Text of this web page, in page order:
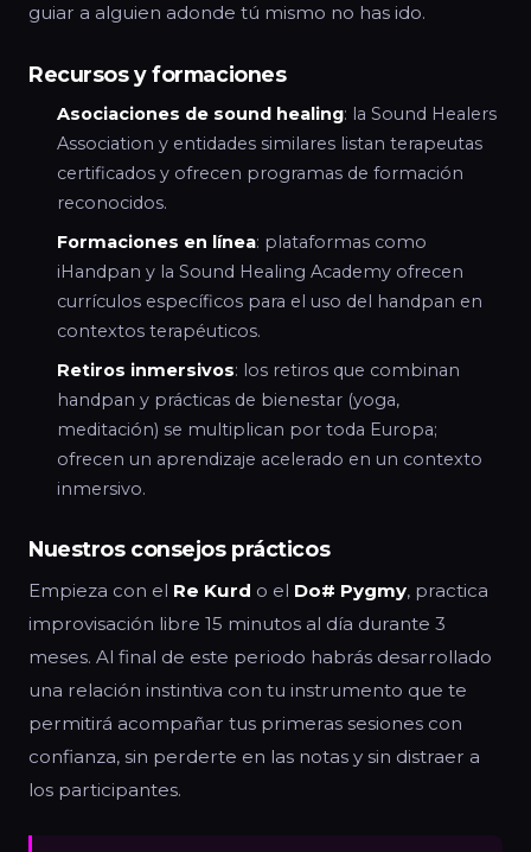
guiar a alguien adonde tú mismo no has ido.
Recursos y formaciones
Asociaciones de sound healing: la Sound Healers
Association y entidades similares listan terapeutas
certificados y ofrecen programas de formación
reconocidos.
Formaciones en línea: plataformas como
iHandpan y la Sound Healing Academy ofrecen
currículos específicos para el uso del handpan en
contextos terapéuticos.
Retiros inmersivos: los retiros que combinan
handpan y prácticas de bienestar (yoga,
meditación) se multiplican por toda Europa;
ofrecen un aprendizaje acelerado en un contexto
inmersivo.
Nuestros consejos prácticos
Empieza con el Re Kurd o el Do# Pygmy, practica
improvisación libre 15 minutos al día durante 3
meses. Al final de este periodo habrás desarrollado
una relación instintiva con tu instrumento que te
permitirá acompañar tus primeras sesiones con
confianza, sin perderte en las notas y sin distraer a
los participantes.